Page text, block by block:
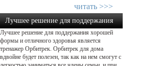
читать >>>
Лучшее решение для поддержания
хорошей формы!...
Лучшее решение для поддержания хорошей
формы и отличного здоровья является
тренажер Орбитрек. Орбитрек для дома
вдвойне будет полезен, так как на нем смогут с